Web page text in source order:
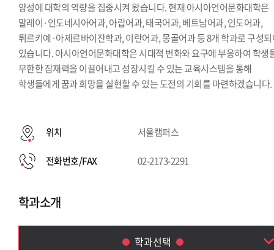
양성에 대학의 역량을 집중시켜 왔습니다. 현재 아시아언어문화대학은
말레이·인도네시아어과, 아랍어과, 태국어과, 베트남어과, 인도어과,
튀르키예·아제르바이잔학과, 이란어과, 몽골어과 등 8개 학과로 구성
있습니다. 아시아언어문화대학은 시대적 변화와 요구에 부응하여 학생
무한한 잠재력을 이끌어내고 성장시킬 수 있는 교육시스템을 통해
학생들에게 꿈과 희망을 실현할 수 있는 도전의 기회를 마련하겠습니다.
위치 서울캠퍼스
전화번호/FAX 02-2173-2291
학과소개
학과선택